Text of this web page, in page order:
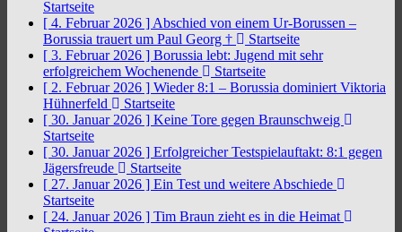
Startseite
[ 4. Februar 2026 ] Abschied von einem Ur-Borussen –
Borussia trauert um Paul Georg †
Startseite
[ 3. Februar 2026 ] Borussia lebt: Jugend mit sehr
erfolgreichem Wochenende
Startseite
[ 2. Februar 2026 ] Wieder 8:1 – Borussia dominiert Viktoria
Hühnerfeld
Startseite
[ 30. Januar 2026 ] Keine Tore gegen Braunschweig
Startseite
[ 30. Januar 2026 ] Erfolgreicher Testspielauftakt: 8:1 gegen
Jägersfreude
Startseite
[ 27. Januar 2026 ] Ein Test und weitere Abschiede
Startseite
[ 24. Januar 2026 ] Tim Braun zieht es in die Heimat